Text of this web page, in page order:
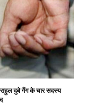
दुबे गैंग के चार सदस्य